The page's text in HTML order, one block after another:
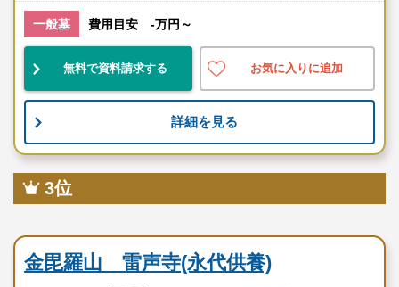
一般墓 費用目安 -万円～
無料で資料請求する お気に入りに追加
詳細を見る
3位
金毘羅山 雷声寺(永代供養)